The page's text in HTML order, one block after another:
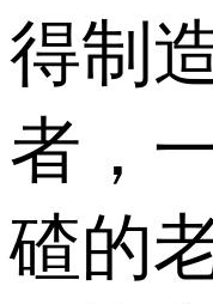
得制
者，
碴的